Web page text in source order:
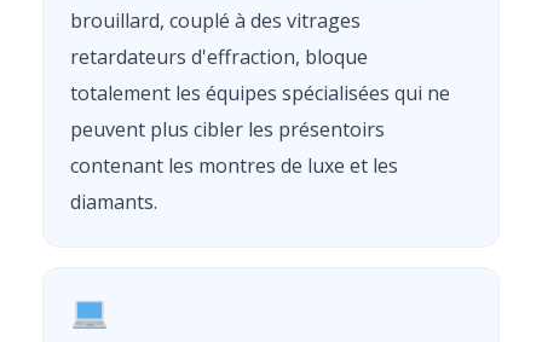
brouillard, couplé à des vitrages
retardateurs d'effraction, bloque
totalement les équipes spécialisées qui ne
peuvent plus cibler les présentoirs
contenant les montres de luxe et les
diamants.